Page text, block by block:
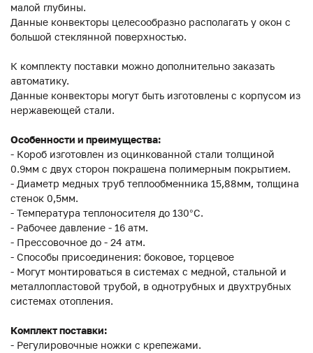
малой глубины.
Данные конвекторы целесообразно располагать у окон с
большой стеклянной поверхностью.
К комплекту поставки можно дополнительно заказать
автоматику.
Данные конвекторы могут быть изготовлены с корпусом из
нержавеющей стали.
Особенности и преимущества:
- Короб изготовлен из оцинкованной стали толщиной
0.9мм с двух сторон покрашена полимерным покрытием.
- Диаметр медных труб теплообменника 15,88мм, толщина
стенок 0,5мм.
- Температура теплоносителя до 130°C.
- Рабочее давление - 16 атм.
- Прессовочное до - 24 атм.
- Способы присоединения: боковое, торцевое
- Могут монтироваться в системах с медной, стальной и
металлопластовой трубой, в однотрубных и двухтрубных
системах отопления.
Комплект поставки:
- Регулировочные ножки с крепежами.